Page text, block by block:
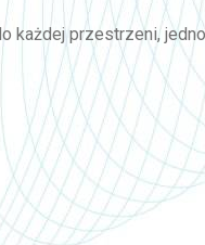
każdej przestrzeni,